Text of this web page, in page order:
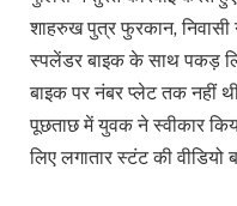
शाहरुख पुत्र फुरकान, निवासी
स्पलेंडर बाइक के साथ पकड़
बाइक पर नंबर प्लेट तक नहीं
पूछताछ में युवक ने स्वीकार
लिए लगातार स्टंट की